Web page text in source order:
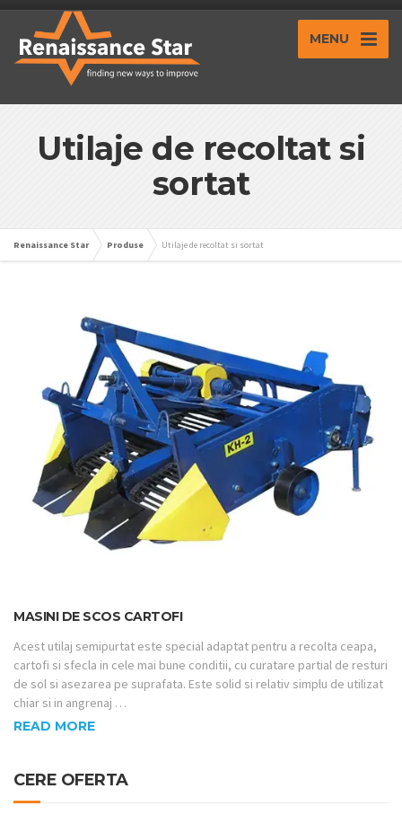
MENU
Utilaje de recoltat si
sortat
Renaissance Star Produse Utilaje de recoltat si sortat
MASINI DE SCOS CARTOFI
Acest utilaj semipurtat este special adaptat pentru a recolta ceapa,
cartofi si sfecla in cele mai bune conditii, cu curatare partial de resturi
de sol si asezarea pe suprafata. Este solid si relativ simplu de utilizat
chiar si in angrenaj …
READ MORE
CERE OFERTA